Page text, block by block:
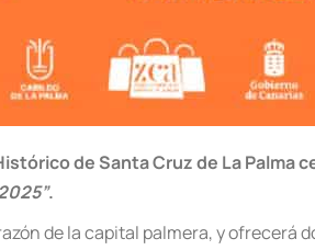
de Santa Cruz de La Palma
.
de la capital palmera, y